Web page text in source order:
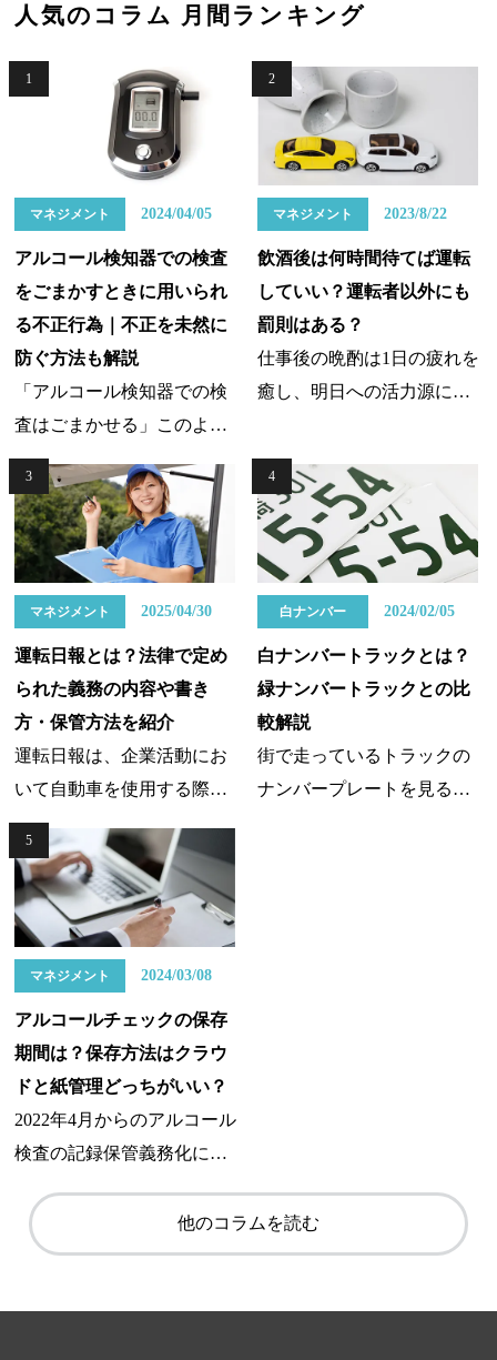
人気のコラム 月間ランキング
1
マネジメント 2024/04/05
アルコール検知器での検査
をごまかすときに用いられ
る不正行為｜不正を未然に
防ぐ方法も解説
「アルコール検知器での検
査はごまかせる」このよう
な話を聞いたことはありま
せんか。飲酒運転による悲
惨な事故は、誰も得をしま
せん。だからこそ、アルコ
ール検知器を使って検査を
することは重要で、不正を
防ぐことは大切です。そこ
で今回は、過去にあった不
正事例とそれに対する防止
策をご紹介します。さら
に、さまざまな不正な手法
を防げるツールもご紹介し
ますので、飲酒運転による
事故撲滅を強化したい管理
者の方はぜひ最後までご覧
ください。
2
マネジメント 2023/8/22
飲酒後は何時間待てば運転
していい？運転者以外にも
罰則はある？
仕事後の晩酌は1日の疲れを
癒し、明日への活力源にな
日にお酒が残ってしまって
は事業者としては困ってし
まいます。プライベートで
の飲酒は個人の自由。プロ
として節制は必要でも強制
的に禁止するわけにもいか
ず、対応に苦慮されている
事業者の方もいらっしゃる
でしょう。業務に支障をき
たさない範囲で飲酒を許可
する指導法はないものか？
3
マネジメント 2025/04/30
運転日報とは？法律で定め
られた義務の内容や書き
方・保管方法を紹介
運転日報は、企業活動にお
いて自動車を使用する際に
必須とされる記録です。実
際に運送業や、社有車で商
品の配達などに活用してい
る企業では、社内で運転日
報の作成が義務付けられて
いるでしょう。ところでな
ぜ運転日報を作成し保管す
る必要があるのか、その理
由をご存じでしょうか？本
記事では、運転日報を義務
付ける法律・記載事項など
の基礎知識・業務フローに
ついてわかりやすく解説し
ます。運転日報の活用方法
4
白ナンバー 2024/02/05
白ナンバートラックとは？
緑ナンバートラックとの比
較解説
街で走っているトラックの
ナンバープレートを見る
5
マネジメント 2024/03/08
アルコールチェックの保存
期間は？保存方法はクラウ
ドと紙管理どっちがいい？
2022年4月からのアルコール
検査の記録保管義務化に始
業務に自動車の運転を伴う
事業者に対して、自家用・
他のコラムを読む